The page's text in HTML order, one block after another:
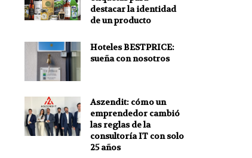
destacar la identidad
de un producto
Hoteles BESTPRICE:
sueña con nosotros
Aszendit: cómo un
emprendedor cambió
las reglas de la
consultoría IT con solo
25 años